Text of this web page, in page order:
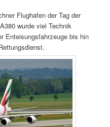
Flughafen der Tag der
wurde viel Technik
Enteisungsfahrzeuge bis hin